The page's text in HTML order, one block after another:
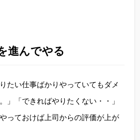
進んでやる
たい仕事ばかりやっていてもダメ
」「できればやりたくない・・」
っておけば上司からの評価が上が